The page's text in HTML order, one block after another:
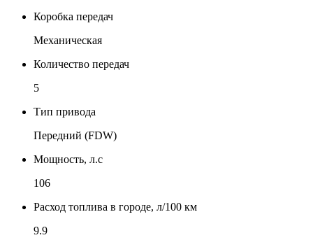
Коробка передач
Механическая
Количество передач
5
Тип привода
Передний (FDW)
Мощность, л.с
106
Расход топлива в городе, л/100 км
9.9